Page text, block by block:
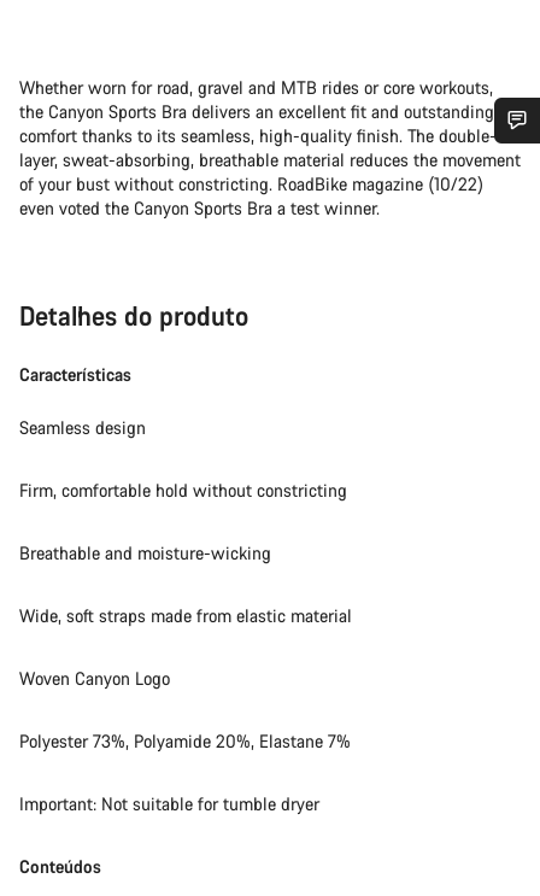
Whether worn for road, gravel and MTB rides or core workouts,
the Canyon Sports Bra delivers an excellent fit and outstanding
comfort thanks to its seamless, high-quality finish. The double-
layer, sweat-absorbing, breathable material reduces the movement
of your bust without constricting. RoadBike magazine (10/22)
even voted the Canyon Sports Bra a test winner.
Detalhes do produto
Características
Seamless design
Firm, comfortable hold without constricting
Breathable and moisture-wicking
Wide, soft straps made from elastic material
Woven Canyon Logo
Polyester 73%, Polyamide 20%, Elastane 7%
Important: Not suitable for tumble dryer
Conteúdos
Precisas de ajuda?
Iniciar Chat